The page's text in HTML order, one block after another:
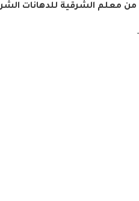
معلم الشرقية للدهانات